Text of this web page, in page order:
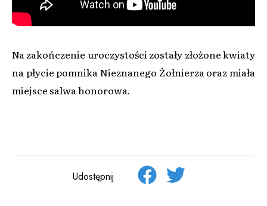
Na zakończenie uroczystości zostały złożone kwiaty
na płycie pomnika Nieznanego Żołnierza oraz miała
miejsce salwa honorowa.
Udostępnij